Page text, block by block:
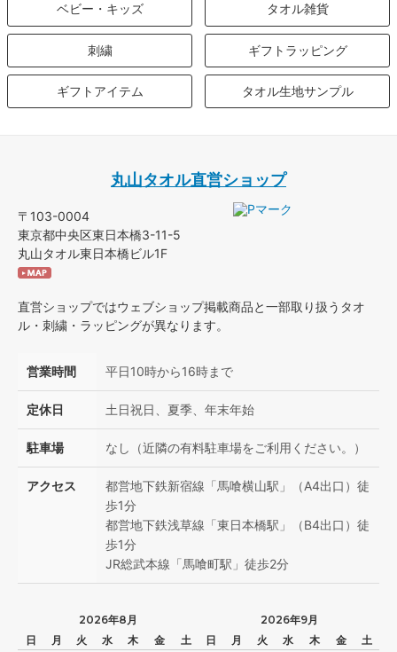
ベビー・キッズ タオル雑貨
刺繍 ギフトラッピング
ギフトアイテム タオル生地サンプル
丸山タオル直営ショップ
〒103-0004
東京都中央区東日本橋3-11-5
丸山タオル東日本橋ビル1F
直営ショップではウェブショップ掲載商品と一部取り扱うタオ
ル・刺繍・ラッピングが異なります。
営業時間 平日10時から16時まで
定休日 土日祝日、夏季、年末年始
駐車場 なし（近隣の有料駐車場をご利用ください。）
アクセス
都営地下鉄新宿線「馬喰横山駅」（A4出口）徒
歩1分
都営地下鉄浅草線「東日本橋駅」（B4出口）徒
歩1分
JR総武本線「馬喰町駅」徒歩2分
2026年8月
日
月 火 水 木 金
土
2026年9月
日
月 火 水 木 金
土